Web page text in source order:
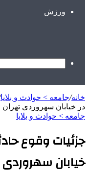
ورزش
خانه/جامعه > حوادث و بلایا
در خیابان سهروردی تهران
جامعه > حوادث و بلایا
جزئیات وقوع
خیابان سهروردی